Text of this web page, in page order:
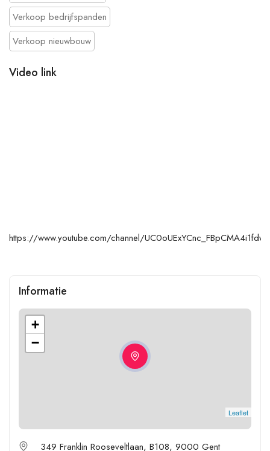
Verkoop bedrijfspanden
Verkoop nieuwbouw
Video link
https://www.youtube.com/channel/UC0oUExYCnc_FBpCMA4i1fdw
Informatie
+
−
Leaflet
349 Franklin Rooseveltlaan, B108, 9000 Gent